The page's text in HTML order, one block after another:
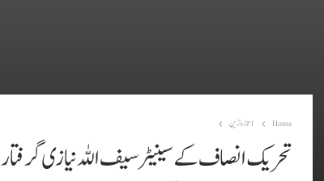
Home 1تازہ ترین
تحریک انصاف کے سینیٹر سیف اللہ نیازی گرفتار